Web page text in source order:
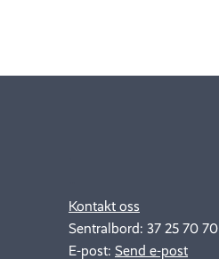
Kontakt oss
Sentralbord: 37 25 70 70
E-post: Send e-post